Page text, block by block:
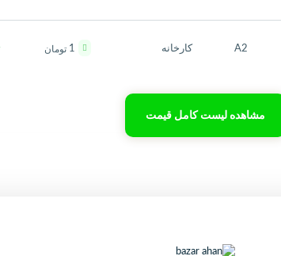
A2 کارخانه 1 تومان
مشاهده لیست کامل قیمت